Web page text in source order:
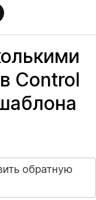
Control
обратную